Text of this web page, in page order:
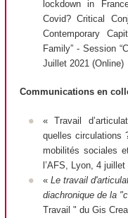
lockdown in
Covid? Critical
Contemporary
Family” - Session
Juillet 2021 (Online)
Communications en
«Travail
quelles circulations
mobilités sociales
l’AFS, Lyon, 4 juillet
« Le travail
diachronique de la
Travail " du Gis